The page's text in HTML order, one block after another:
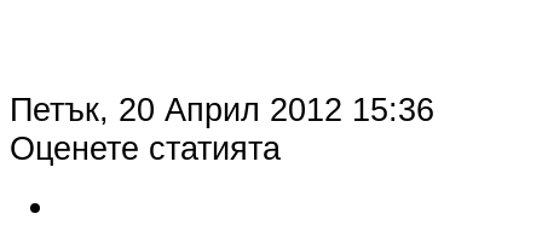
Петък, 20 Април 2012 15:36
Оценете статията